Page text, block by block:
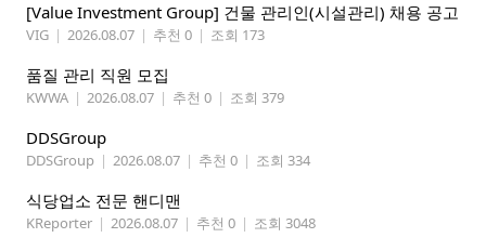
[Value Investment Group] 건물 관리인(시설관리) 채용 공고
VIG | 2026.08.07 | 추천 0 | 조회 173
품질 관리 직원 모집
KWWA | 2026.08.07 | 추천 0 | 조회 379
DDSGroup
DDSGroup | 2026.08.07 | 추천 0 | 조회 334
식당업소 전문 핸디맨
KReporter | 2026.08.07 | 추천 0 | 조회 3048